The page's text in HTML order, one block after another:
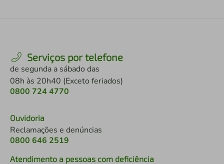
Serviços por telefone
de segunda a sábado das
08h às 20h40 (Exceto feriados)
0800 724 4770
Ouvidoria
Reclamações e denúncias
0800 646 2519
Atendimento a pessoas com deficiência